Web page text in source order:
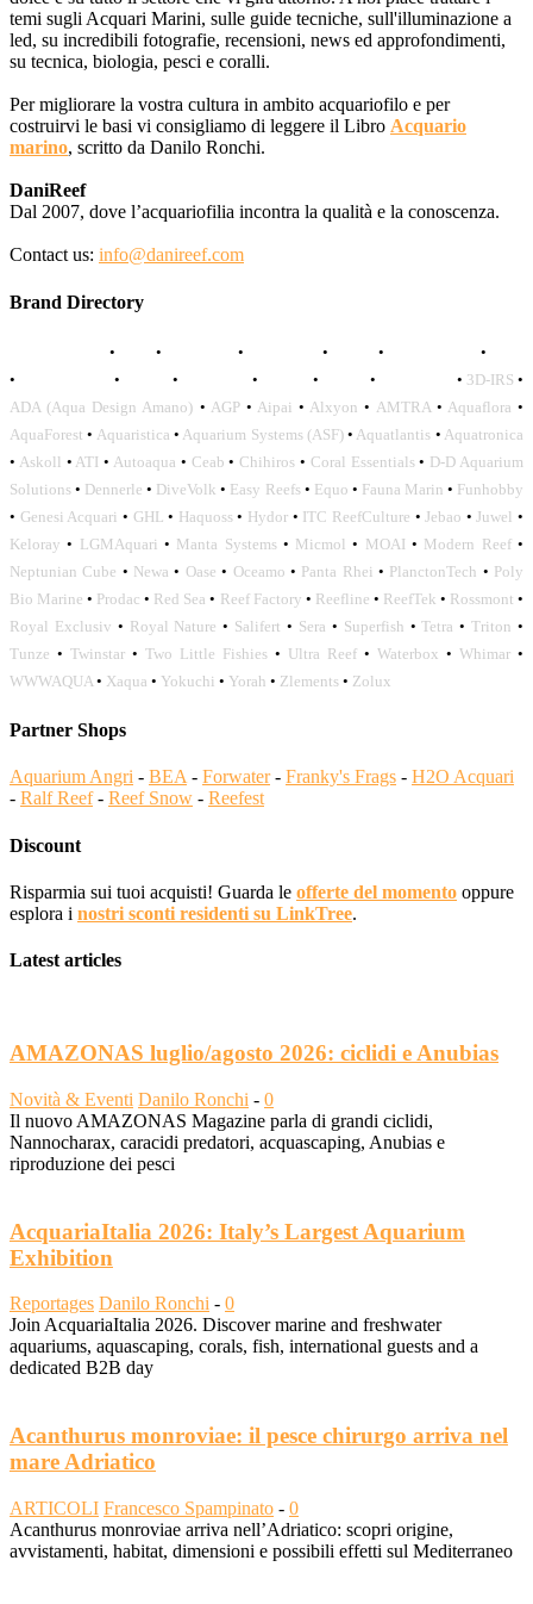
temi sugli Acquari Marini, sulle guide tecniche, sull'illuminazione a
led, su incredibili fotografie, recensioni, news ed approfondimenti,
su tecnica, biologia, pesci e coralli.
Per migliorare la vostra cultura in ambito acquariofilo e per
costruirvi le basi vi consigliamo di leggere il Libro Acquario
marino, scritto da Danilo Ronchi.
DaniReef
Dal 2007, dove l’acquariofilia incontra la qualità e la conoscenza.
Contact us: info@danireef.com
Brand Directory
• • • • • •
•
• • • • • • 3D-IRS •
ADA (Aqua Design Amano) • AGP• Aipai • Alxyon • AMTRA• Aquaflora •
AquaForest • Aquaristica • Aquarium Systems (ASF)• Aquatlantis • Aquatronica
• Askoll • ATI • Autoaqua • Ceab • Chihiros • Coral Essentials• D-D Aquarium
Solutions • Dennerle • DiveVolk • Easy Reefs• Equo • Fauna Marin • Funhobby
• Genesi Acquari • GHL • Haquoss• Hydor • ITC ReefCulture •Jebao •Juwel •
Keloray • LGMAquari • Manta Systems• Micmol • MOAI • Modern Reef•
Neptunian Cube • Newa • Oase • Oceamo • Panta Rhei • PlanctonTech • Poly
Bio Marine • Prodac • Red Sea • Reef Factory • Reefline • ReefTek • Rossmont •
Royal Exclusiv • Royal Nature • Salifert • Sera • Superfish •Tetra •Triton •
Tunze • Twinstar • Two Little Fishies • Ultra Reef • Waterbox • Whimar •
WWWAQUA • Xaqua • Yokuchi • Yorah • Zlements • Zolux
Partner Shops
Aquarium Angri - BEA - Forwater- Franky's Frags - H2O Acquari
- Ralf Reef- Reef Snow - Reefest
Discount
Risparmia sui tuoi acquisti! Guarda le offerte del momento oppure
esplora i nostri sconti residenti su LinkTree.
Latest articles
AMAZONAS luglio/agosto 2026: ciclidi e Anubias
Novità & Eventi Danilo Ronchi - 0
Il nuovo AMAZONAS Magazine parla di grandi ciclidi,
Nannocharax, caracidi predatori, acquascaping, Anubias e
riproduzione dei pesci
AcquariaItalia 2026: Italy’s Largest Aquarium
Exhibition
Reportages Danilo Ronchi - 0
Join AcquariaItalia 2026. Discover marine and freshwater
aquariums, aquascaping, corals, fish, international guests and a
dedicated B2B day
Acanthurus monroviae: il pesce chirurgo arriva nel
mare Adriatico
ARTICOLI Francesco Spampinato - 0
Acanthurus monroviae arriva nell’Adriatico: scopri origine,
avvistamenti, habitat, dimensioni e possibili effetti sul Mediterraneo